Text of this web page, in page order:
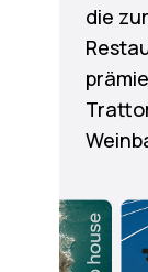
die